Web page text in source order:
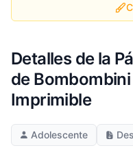
Detalles de la
de
Imprimible
Adolescente